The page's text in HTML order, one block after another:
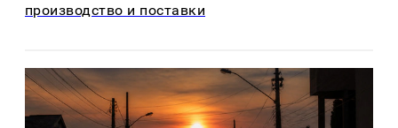
производство и поставки